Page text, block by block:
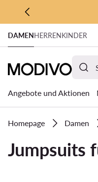
ZUM HAUPTINHALT
ZUR SUCHE
DAMENHERRENKINDER
Angebote und Aktionen
Homepage Damen
Jumpsuits